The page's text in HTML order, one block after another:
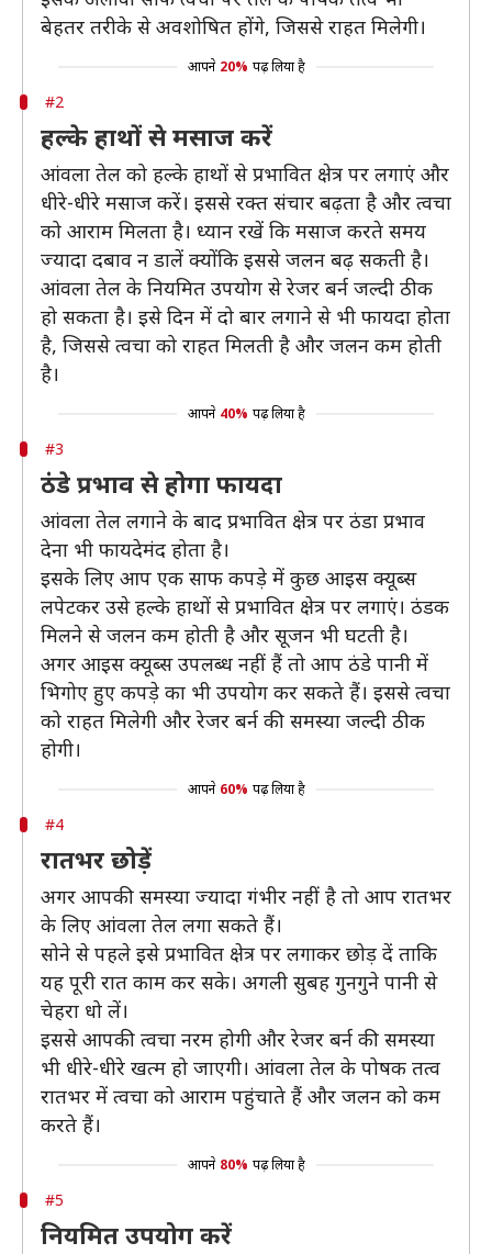
बेहतर तरीके से अवशोषित होंगे, जिससे राहत मिलेगी।
आपने 20% पढ़ लिया है
#2
हल्के हाथों से मसाज करें
आंवला तेल को हल्के हाथों से प्रभावित क्षेत्र पर लगाएं और
धीरे-धीरे मसाज करें। इससे रक्त संचार बढ़ता है और त्वचा
को आराम मिलता है। ध्यान रखें कि मसाज करते समय
ज्यादा दबाव न डालें क्योंकि इससे जलन बढ़ सकती है।
आंवला तेल के नियमित उपयोग से रेजर बर्न जल्दी ठीक
हो सकता है। इसे दिन में दो बार लगाने से भी फायदा होता
है, जिससे त्वचा को राहत मिलती है और जलन कम होती
है।
आपने 40% पढ़ लिया है
#3
ठंडे प्रभाव से होगा फायदा
आंवला तेल लगाने के बाद प्रभावित क्षेत्र पर ठंडा प्रभाव
देना भी फायदेमंद होता है।
इसके लिए आप एक साफ कपड़े में कुछ आइस क्यूब्स
लपेटकर उसे हल्के हाथों से प्रभावित क्षेत्र पर लगाएं। ठंडक
मिलने से जलन कम होती है और सूजन भी घटती है।
अगर आइस क्यूब्स उपलब्ध नहीं हैं तो आप ठंडे पानी में
भिगोए हुए कपड़े का भी उपयोग कर सकते हैं। इससे त्वचा
को राहत मिलेगी और रेजर बर्न की समस्या जल्दी ठीक
होगी।
आपने 60% पढ़ लिया है
#4
रातभर छोड़ें
अगर आपकी समस्या ज्यादा गंभीर नहीं है तो आप रातभर
के लिए आंवला तेल लगा सकते हैं।
सोने से पहले इसे प्रभावित क्षेत्र पर लगाकर छोड़ दें ताकि
यह पूरी रात काम कर सके। अगली सुबह गुनगुने पानी से
चेहरा धो लें।
इससे आपकी त्वचा नरम होगी और रेजर बर्न की समस्या
भी धीरे-धीरे खत्म हो जाएगी। आंवला तेल के पोषक तत्व
रातभर में त्वचा को आराम पहुंचाते हैं और जलन को कम
करते हैं।
आपने 80% पढ़ लिया है
#5
नियमित उपयोग करें